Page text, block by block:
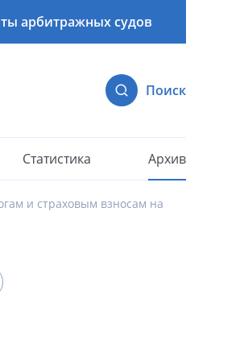
арбитражных судов
Поиск
Статистика Архив
и страховым взносам на